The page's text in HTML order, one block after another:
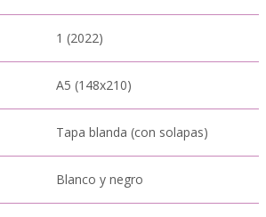
1 (2022)
A5 (148x210)
Tapa blanda (con solapas)
Blanco y negro